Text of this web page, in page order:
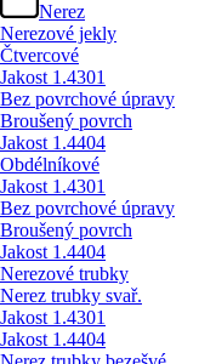
Nerez
Nerezové jekly
Čtvercové
Jakost 1.4301
Bez povrchové úpravy
Broušený povrch
Jakost 1.4404
Obdélníkové
Jakost 1.4301
Bez povrchové úpravy
Broušený povrch
Jakost 1.4404
Nerezové trubky
Nerez trubky svař.
Jakost 1.4301
Jakost 1.4404